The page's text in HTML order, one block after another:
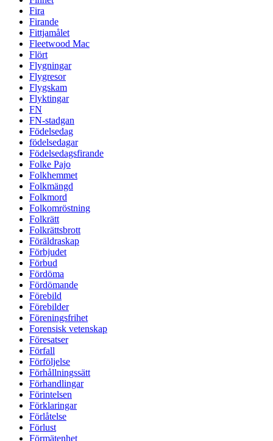
Fira
Firande
Fittjamålet
Fleetwood Mac
Flört
Flygningar
Flygresor
Flygskam
Flyktingar
FN
FN-stadgan
Födelsedag
födelsedagar
Födelsedagsfirande
Folke Pajo
Folkhemmet
Folkmängd
Folkmord
Folkomröstning
Folkrätt
Folkrättsbrott
Föräldraskap
Förbjudet
Förbud
Fördöma
Fördömande
Förebild
Förebilder
Föreningsfrihet
Forensisk vetenskap
Föresatser
Förfall
Förföljelse
Förhållningssätt
Förhandlingar
Förintelsen
Förklaringar
Förlåtelse
Förlust
Förmätenhet